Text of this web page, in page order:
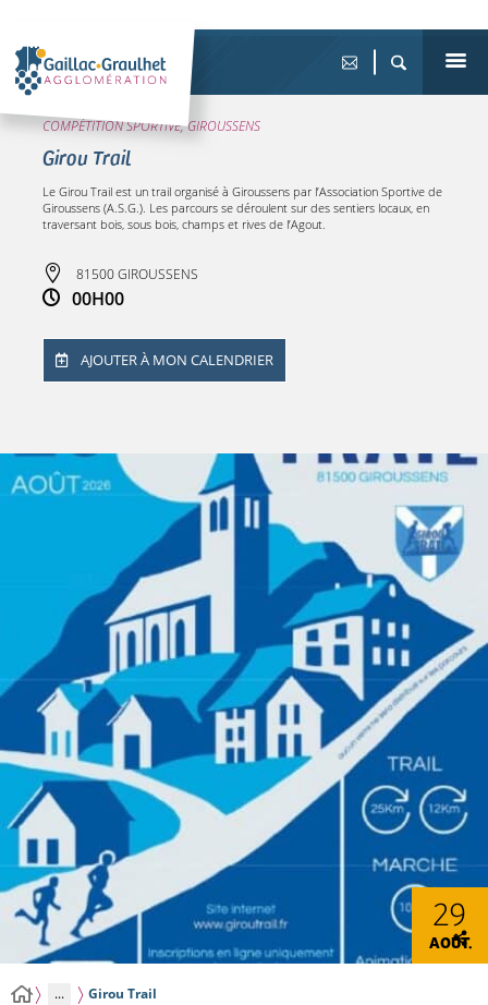
COMPÉTITION SPORTIVE, GIROUSSENS
Girou Trail
Le Girou Trail est un trail organisé à Giroussens par l’Association Sportive de
Giroussens (A.S.G.). Les parcours se déroulent sur des sentiers locaux, en
traversant bois, sous bois, champs et rives de l’Agout.
81500 GIROUSSENS
00H00
AJOUTER À MON CALENDRIER
29
AOÛT.
... Girou Trail